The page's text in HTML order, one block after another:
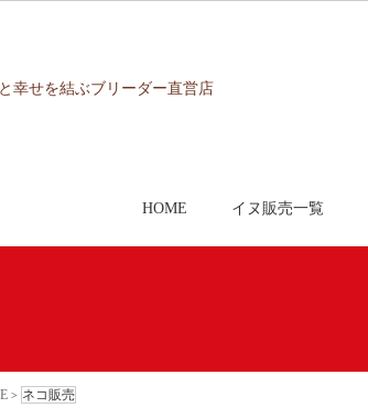
幸せを結ぶブリーダー直営店
HOME イヌ販売一覧
> ネコ販売